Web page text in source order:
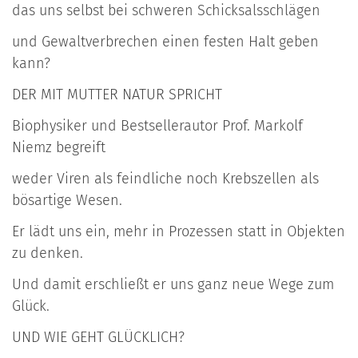
das uns selbst bei schweren Schicksalsschlägen
und Gewaltverbrechen einen festen Halt geben
kann?
DER MIT MUTTER NATUR SPRICHT
Biophysiker und Bestsellerautor Prof. Markolf
Niemz begreift
weder Viren als feindliche noch Krebszellen als
bösartige Wesen.
Er lädt uns ein, mehr in Prozessen statt in Objekten
zu denken.
Und damit erschließt er uns ganz neue Wege zum
Glück.
UND WIE GEHT GLÜCKLICH?